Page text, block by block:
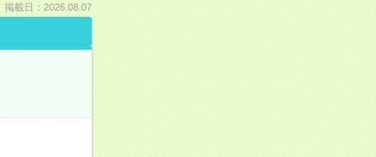
掲載日：2026.08.07